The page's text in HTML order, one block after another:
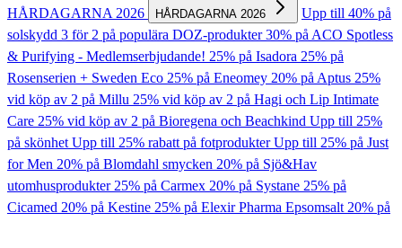
HÅRDAGARNA 2026
HÅRDAGARNA 2026
Upp till 40% på
solskydd 3 för 2 på populära DOZ-produkter30% på ACO Spotless
& Purifying - Medlemserbjudande! 25% på Isadora 25% på
Rosenserien + Sweden Eco 25% på Eneomey 20% på Aptus 25%
vid köp av 2 på Millu 25% vid köp av 2 på Hagi och Lip Intimate
Care 25% vid köp av 2 på Bioregena och Beachkind Upp till 25%
på skönhetUpp till 25% rabatt på fotprodukterUpp till 25% på Just
for Men 20% på Blomdahl smycken 20% på Sjö&Hav
utomhusprodukter25% på Carmex 20% på Systane 25% på
Cicamed 20% på Kestine 25% på Elexir Pharma Epsomsalt20% på